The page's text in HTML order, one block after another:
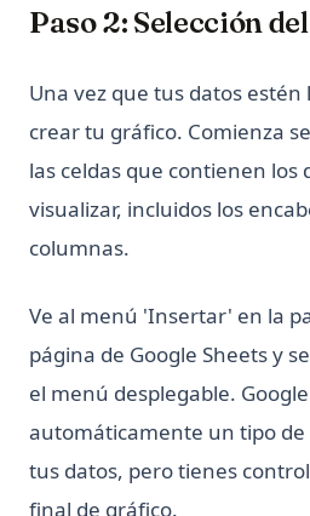
Paso 2: Selección
Una vez que tus datos estén
crear tu gráfico. Comienza
las celdas que contienen los
visualizar, incluidos los
columnas.
Ve al menú 'Insertar' en la
página de Google Sheets y
el menú desplegable.
automáticamente un tipo de
tus datos, pero tienes
final de gráfico.